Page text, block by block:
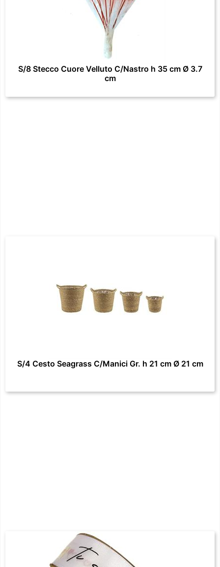
S/8 Stecco Cuore Velluto C/Nastro h 35 cm Ø 3.7
cm
S/4 Cesto Seagrass C/Manici Gr. h 21 cm Ø 21 cm